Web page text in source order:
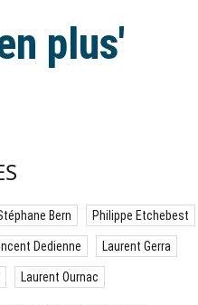
plus'
Bern Philippe Etchebest
Dedienne Laurent Gerra
Laurent Ournac